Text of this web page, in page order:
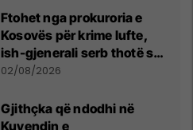
Ftohet nga prokuroria e
Kosovës për krime lufte,
ish-gjenerali serb thotë se
dikush e tradhtoi në
02/08/2026
Gjithçka që ndodhi në
Kuvendin e